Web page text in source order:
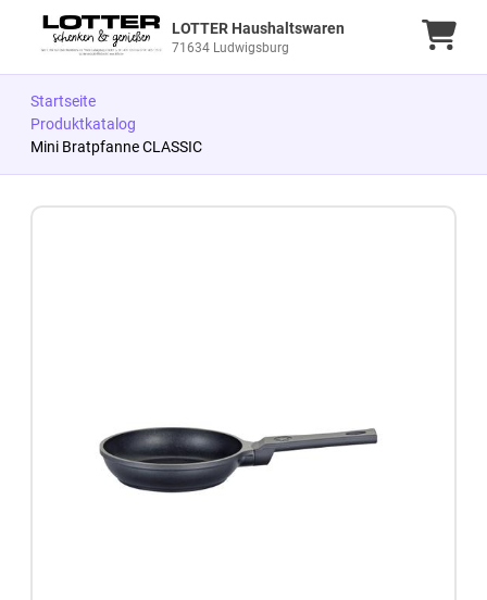
LOTTER Haushaltswaren
71634 Ludwigsburg
Startseite
Produktkatalog
Mini Bratpfanne CLASSIC